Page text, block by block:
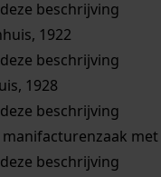
beschrijving
1922
beschrijving
1928
beschrijving
met
beschrijving